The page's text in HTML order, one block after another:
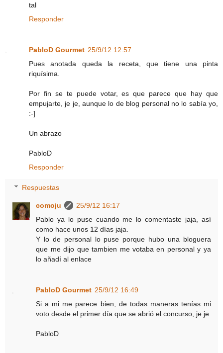
tal
Responder
PabloD Gourmet 25/9/12 12:57
Pues anotada queda la receta, que tiene una pinta
riquísima.
Por fin se te puede votar, es que parece que hay que
empujarte, je je, aunque lo de blog personal no lo sabía yo,
:-]
Un abrazo
PabloD
Responder
Respuestas
comoju
25/9/12 16:17
Pablo ya lo puse cuando me lo comentaste jaja, así
como hace unos 12 días jaja.
Y lo de personal lo puse porque hubo una bloguera
que me dijo que tambien me votaba en personal y ya
lo añadí al enlace
PabloD Gourmet 25/9/12 16:49
Si a mi me parece bien, de todas maneras tenías mi
voto desde el primer día que se abrió el concurso, je je
PabloD